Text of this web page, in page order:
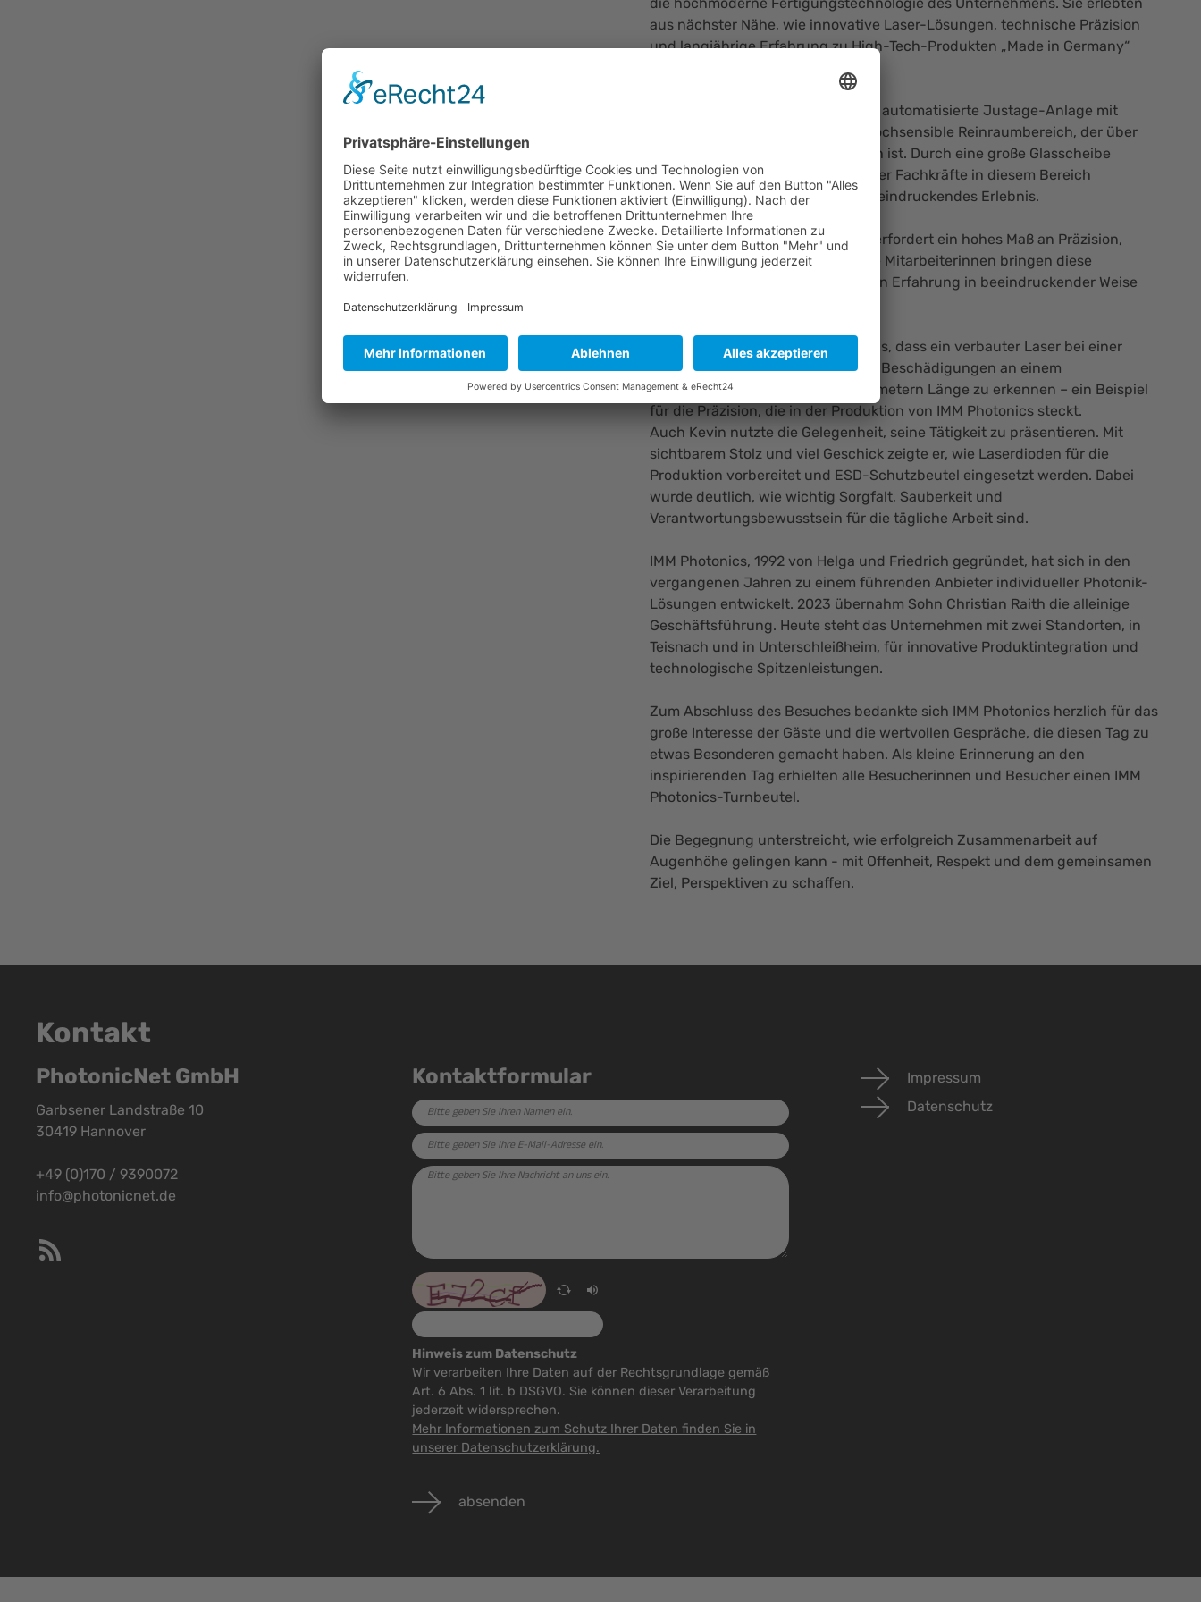
aus nächster Nähe, wie innovative Laser-Lösungen, technische Präzision
und langjährige Erfahrung zu High-Tech-Produkten „Made in Germany“
Besonderes Interesse weckte eine automatisierte Justage-Anlage mit
Robotertechnik, ebenso wie der hochsensible Reinraumbereich, der über
eine spezielle Schleuse zugänglich ist. Durch eine große Glasscheibe
konnten die Besucher die Arbeit der Fachkräfte in diesem Bereich
beobachten – ein seltenes und beeindruckendes Erlebnis.
„Die Arbeit in unserer Produktion erfordert ein hohes Maß an Präzision,
Konzentration und Geduld. Unsere Mitarbeiterinnen bringen diese
Fähigkeiten dank ihrer langjährigen Erfahrung in beeindruckender Weise
Erstaunen löste die Information aus, dass ein verbauter Laser bei einer
optischen Prüfung in der Lage ist, Beschädigungen an einem
Glasfaserkabel von bis zu vier Kilometern Länge zu erkennen – ein Beispiel
für die Präzision, die in der Produktion von IMM Photonics steckt.
Auch Kevin nutzte die Gelegenheit, seine Tätigkeit zu präsentieren. Mit
sichtbarem Stolz und viel Geschick zeigte er, wie Laserdioden für die
Produktion vorbereitet und ESD-Schutzbeutel eingesetzt werden. Dabei
wurde deutlich, wie wichtig Sorgfalt, Sauberkeit und
Verantwortungsbewusstsein für die tägliche Arbeit sind.
IMM Photonics, 1992 von Helga und Friedrich gegründet, hat sich in den
vergangenen Jahren zu einem führenden Anbieter individueller Photonik-
Lösungen entwickelt. 2023 übernahm Sohn Christian Raith die alleinige
Geschäftsführung. Heute steht das Unternehmen mit zwei Standorten, in
Teisnach und in Unterschleißheim, für innovative Produktintegration und
technologische Spitzenleistungen.
Zum Abschluss des Besuches bedankte sich IMM Photonics herzlich für das
große Interesse der Gäste und die wertvollen Gespräche, die diesen Tag zu
etwas Besonderen gemacht haben. Als kleine Erinnerung an den
inspirierenden Tag erhielten alle Besucherinnen und Besucher einen IMM
Photonics-Turnbeutel.
Die Begegnung unterstreicht, wie erfolgreich Zusammenarbeit auf
Augenhöhe gelingen kann - mit Offenheit, Respekt und dem gemeinsamen
Ziel, Perspektiven zu schaffen.
Kontakt
PhotonicNet GmbH
Garbsener Landstraße 10
30419 Hannover
+49 (0)170 / 9390072
info@photonicnet.de
Kontaktformular
Hinweis zum Datenschutz
Wir verarbeiten Ihre Daten auf der Rechtsgrundlage gemäß
Art. 6 Abs. 1 lit. b DSGVO. Sie können dieser Verarbeitung
jederzeit widersprechen.
Mehr Informationen zum Schutz Ihrer Daten finden Sie in
unserer Datenschutzerklärung.
absenden
Impressum
Datenschutz